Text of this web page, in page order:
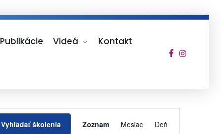
Publikácie Videá
Kontakt
Vyhľadať školenia
Udalosť
Zoznam Mesiac Deň